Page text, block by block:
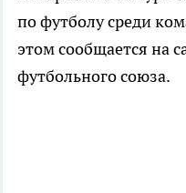
по футболу среди
этом сообщается на
футбольного союза.